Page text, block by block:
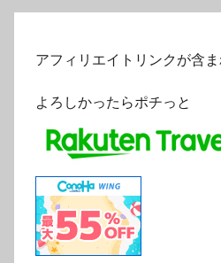
アフィリエイトリンクが含ま
よろしかったらポチっと